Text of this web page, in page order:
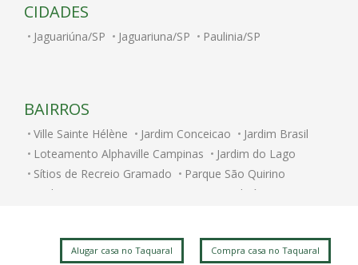
CIDADES
Jaguariúna/SP Jaguariuna/SP Paulinia/SP
BAIRROS
Ville Sainte Hélène Jardim Conceicao
Jardim Brasil
Loteamento Alphaville Campinas
Jardim do Lago
Sítios de Recreio Gramado
Parque São Quirino
Jardim Itatinga
Cambuí
Jardim dos Oliveiras
Jardim do Trevo
Alugar casa no Taquaral Compra casa no Taquaral